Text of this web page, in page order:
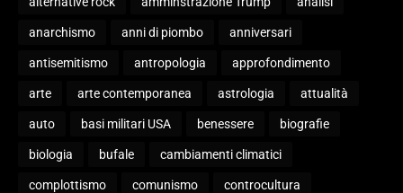
anarchismo anni di piombo anniversari
antisemitismo antropologia approfondimento
arte arte contemporanea astrologia attualità
auto basi militari USA benessere biografie
biologia bufale cambiamenti climatici
complottismo comunismo controcultura